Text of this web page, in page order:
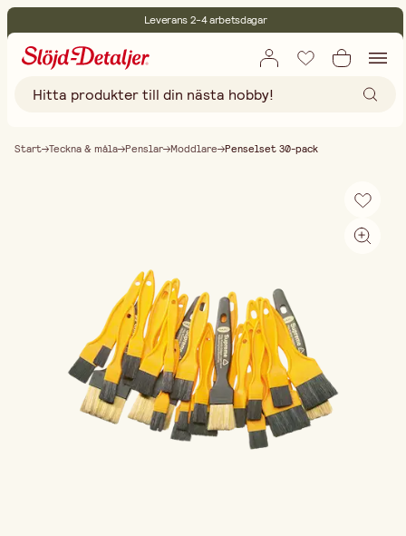
Leverans 2-4 arbetsdagar
Fri frakt vid köp över 499:-
Start Teckna & måla Penslar Moddlare Penselset 30-pack